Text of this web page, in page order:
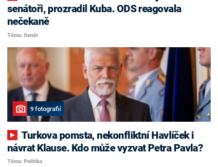
senátoři, prozradil Kuba. ODS reagovala
nečekaně
Téma: Senát
9 fotografií
Turkova pomsta, nekonfliktní Havlíček i
návrat Klause. Kdo může vyzvat Petra Pavla?
Téma: Politika